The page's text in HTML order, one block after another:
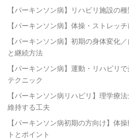
【パーキンソン病】リハビリ施設の
【パーキンソン病】体操・ストレッ
【パーキンソン病】初期の身体変化
と継続方法
【パーキンソン病】運動・リハビリ
テクニック
【パーキンソン病リハビリ】理学療
維持する工夫
【パーキンソン病初期の方向け】体
トとポイント